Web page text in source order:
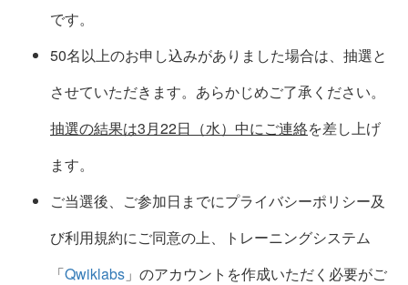
です。
50名以上のお申し込みがありました場合は、抽選と
させていただきます。あらかじめご了承ください。
抽選の結果は3月22日（水）中にご連絡を差し上げ
ます。
ご当選後、ご参加日までにプライバシーポリシー及
び利用規約にご同意の上、トレーニングシステム
「Qwiklabs 」のアカウントを作成いただく必要がご